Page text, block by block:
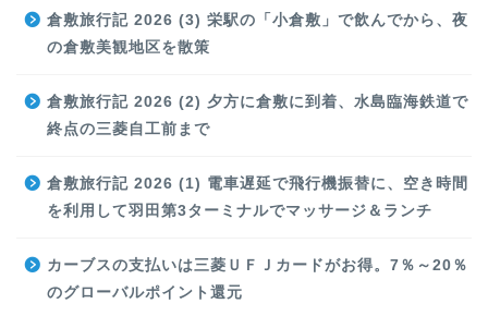
倉敷旅行記 2026 (3) 栄駅の「小倉敷」で飲んでから、夜
の倉敷美観地区を散策
倉敷旅行記 2026 (2) 夕方に倉敷に到着、水島臨海鉄道で
終点の三菱自工前まで
倉敷旅行記 2026 (1) 電車遅延で飛行機振替に、空き時間
を利用して羽田第3ターミナルでマッサージ＆ランチ
カーブスの支払いは三菱ＵＦＪカードがお得。7％～20％
のグローバルポイント還元